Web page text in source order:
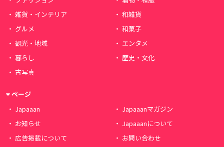
雑貨・インテリア
和雑貨
グルメ
和菓子
観光・地域
エンタメ
暮らし
歴史・文化
古写真
ページ
Japaaan
Japaaanマガジン
お知らせ
Japaaanについて
広告掲載について
お問い合わせ